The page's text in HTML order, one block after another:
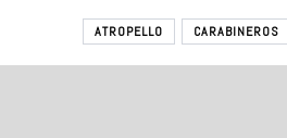
ATROPELLO CARABINEROS